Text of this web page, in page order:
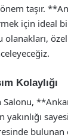
taşır.
için ideal
olanakları,
Kolaylığı
Salonu,
yakınlığı